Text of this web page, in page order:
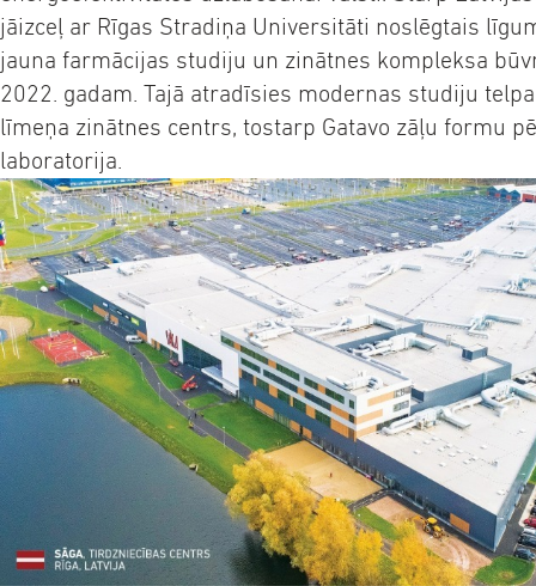
jāizceļ ar Rīgas Stradiņa Universitāti noslēgtais
jauna farmācijas studiju un zinātnes kompleksa
2022. gadam. Tajā atradīsies modernas studiju
līmeņa zinātnes centrs, tostarp Gatavo zāļu formu
laboratorija.